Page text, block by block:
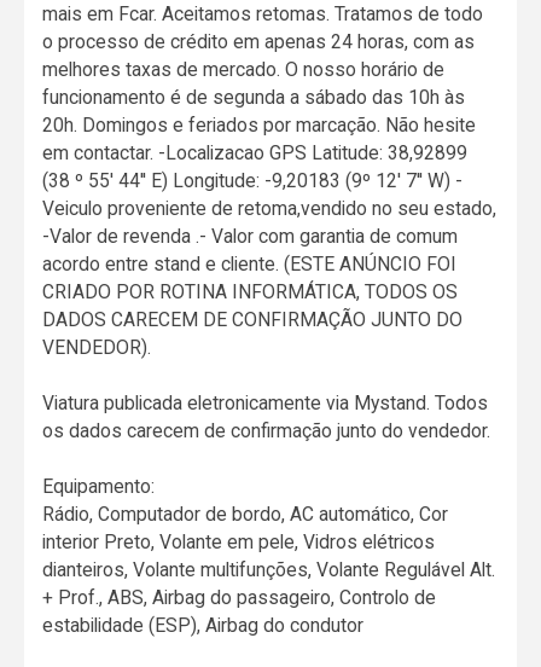
mais em Fcar. Aceitamos retomas. Tratamos de todo
o processo de crédito em apenas 24 horas, com as
melhores taxas de mercado. O nosso horário de
funcionamento é de segunda a sábado das 10h às
20h. Domingos e feriados por marcação. Não hesite
em contactar. -Localizacao GPS Latitude: 38,92899
(38 º 55' 44'' E) Longitude: -9,20183 (9º 12' 7'' W) -
Veiculo proveniente de retoma,vendido no seu estado,
-Valor de revenda .- Valor com garantia de comum
acordo entre stand e cliente. (ESTE ANÚNCIO FOI
CRIADO POR ROTINA INFORMÁTICA, TODOS OS
DADOS CARECEM DE CONFIRMAÇÃO JUNTO DO
VENDEDOR).
Viatura publicada eletronicamente via Mystand. Todos
os dados carecem de confirmação junto do vendedor.
Equipamento:
Rádio, Computador de bordo, AC automático, Cor
interior Preto, Volante em pele, Vidros elétricos
dianteiros, Volante multifunções, Volante Regulável Alt.
+ Prof., ABS, Airbag do passageiro, Controlo de
estabilidade (ESP), Airbag do condutor